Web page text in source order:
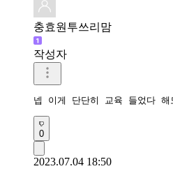
충효원투쓰리맘
작성자
넵 이게 단단히 교육 들었다
0
2023.07.04 18:50